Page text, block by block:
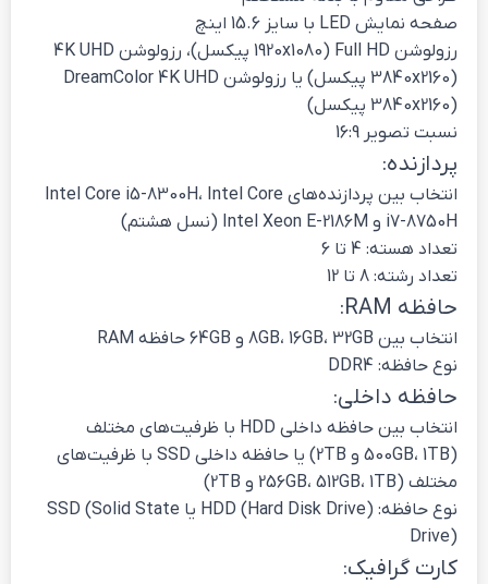
صفحه نمایش LED با سایز 15.6 اینچ
رزولوشن Full HD (1920x1080 پیکسل)، رزولوشن 4K UHD
(3840x2160 پیکسل) یا رزولوشن DreamColor 4K UHD
(3840x2160 پیکسل)
نسبت تصویر 16:9
پردازنده:
انتخاب بین پردازنده‌های Intel Core i5-8300H، Intel Core
i7-8750H و Intel Xeon E-2186M (نسل هشتم)
تعداد هسته: 4 تا 6
تعداد رشته: 8 تا 12
حافظه RAM:
انتخاب بین 8GB، 16GB، 32GB و 64GB حافظه RAM
نوع حافظه: DDR4
حافظه داخلی:
انتخاب بین حافظه داخلی HDD با ظرفیت‌های مختلف
(500GB، 1TB و 2TB) یا حافظه داخلی SSD با ظرفیت‌های
مختلف (256GB، 512GB، 1TB و 2TB)
نوع حافظه: HDD (Hard Disk Drive) یا SSD (Solid State
Drive)
کارت گرافیک: